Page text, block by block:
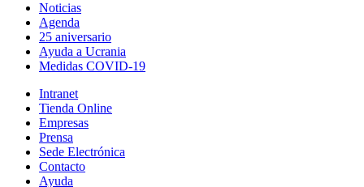
Noticias
Agenda
25 aniversario
Ayuda a Ucrania
Medidas COVID-19
Intranet
Tienda Online
Empresas
Prensa
Sede Electrónica
Contacto
Ayuda